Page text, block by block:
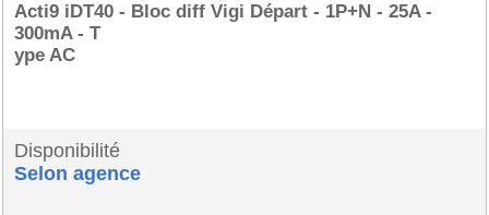
Acti9 iDT40 - Bloc diff Vigi Départ - 1P+N - 25A -
300mA - T
ype AC
Disponibilité
Selon agence